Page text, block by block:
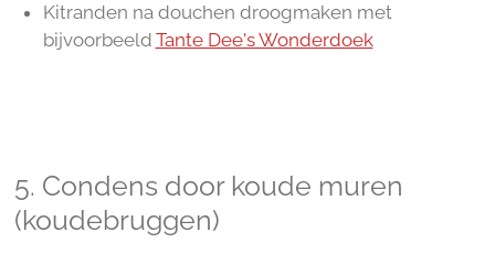
Kitranden na douchen droogmaken met
bijvoorbeeld Tante Dee's Wonderdoek
5. Condens door koude muren
(koudebruggen)